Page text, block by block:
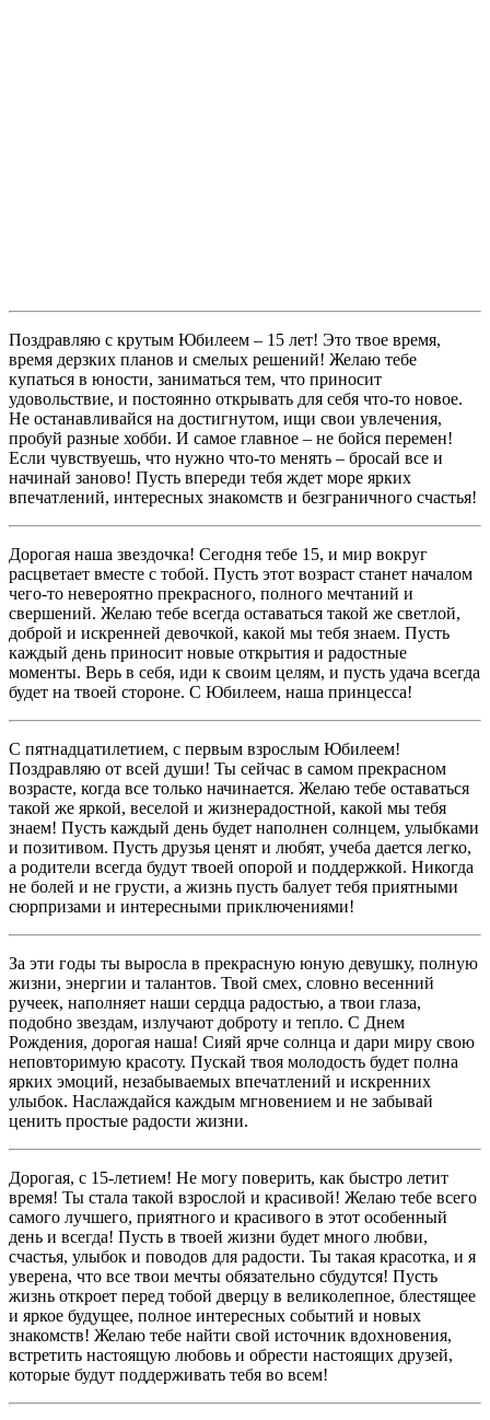
Поздравляю с крутым Юбилеем – 15 лет! Это твое время,
время дерзких планов и смелых решений! Желаю тебе
купаться в юности, заниматься тем, что приносит
удовольствие, и постоянно открывать для себя что-то новое.
Не останавливайся на достигнутом, ищи свои увлечения,
пробуй разные хобби. И самое главное – не бойся перемен!
Если чувствуешь, что нужно что-то менять – бросай все и
начинай заново! Пусть впереди тебя ждет море ярких
впечатлений, интересных знакомств и безграничного счастья!
Дорогая наша звездочка! Сегодня тебе 15, и мир вокруг
расцветает вместе с тобой. Пусть этот возраст станет началом
чего-то невероятно прекрасного, полного мечтаний и
свершений. Желаю тебе всегда оставаться такой же светлой,
доброй и искренней девочкой, какой мы тебя знаем. Пусть
каждый день приносит новые открытия и радостные
моменты. Верь в себя, иди к своим целям, и пусть удача всегда
будет на твоей стороне. С Юбилеем, наша принцесса!
С пятнадцатилетием, с первым взрослым Юбилеем!
Поздравляю от всей души! Ты сейчас в самом прекрасном
возрасте, когда все только начинается. Желаю тебе оставаться
такой же яркой, веселой и жизнерадостной, какой мы тебя
знаем! Пусть каждый день будет наполнен солнцем, улыбками
и позитивом. Пусть друзья ценят и любят, учеба дается легко,
а родители всегда будут твоей опорой и поддержкой. Никогда
не болей и не грусти, а жизнь пусть балует тебя приятными
сюрпризами и интересными приключениями!
За эти годы ты выросла в прекрасную юную девушку, полную
жизни, энергии и талантов. Твой смех, словно весенний
ручеек, наполняет наши сердца радостью, а твои глаза,
подобно звездам, излучают доброту и тепло. С Днем
Рождения, дорогая наша! Сияй ярче солнца и дари миру свою
неповторимую красоту. Пускай твоя молодость будет полна
ярких эмоций, незабываемых впечатлений и искренних
улыбок. Наслаждайся каждым мгновением и не забывай
ценить простые радости жизни.
Дорогая, с 15-летием! Не могу поверить, как быстро летит
время! Ты стала такой взрослой и красивой! Желаю тебе всего
самого лучшего, приятного и красивого в этот особенный
день и всегда! Пусть в твоей жизни будет много любви,
счастья, улыбок и поводов для радости. Ты такая красотка, и я
уверена, что все твои мечты обязательно сбудутся! Пусть
жизнь откроет перед тобой дверцу в великолепное, блестящее
и яркое будущее, полное интересных событий и новых
знакомств! Желаю тебе найти свой источник вдохновения,
встретить настоящую любовь и обрести настоящих друзей,
которые будут поддерживать тебя во всем!